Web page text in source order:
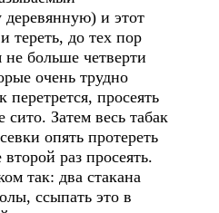
и этот
тереть, до тех пор
не больше четверти
очень трудно
перетрется, просеять
сито. Затем весь табак
опять протереть
раз просеять.
так: два стакана
ссыпать это в